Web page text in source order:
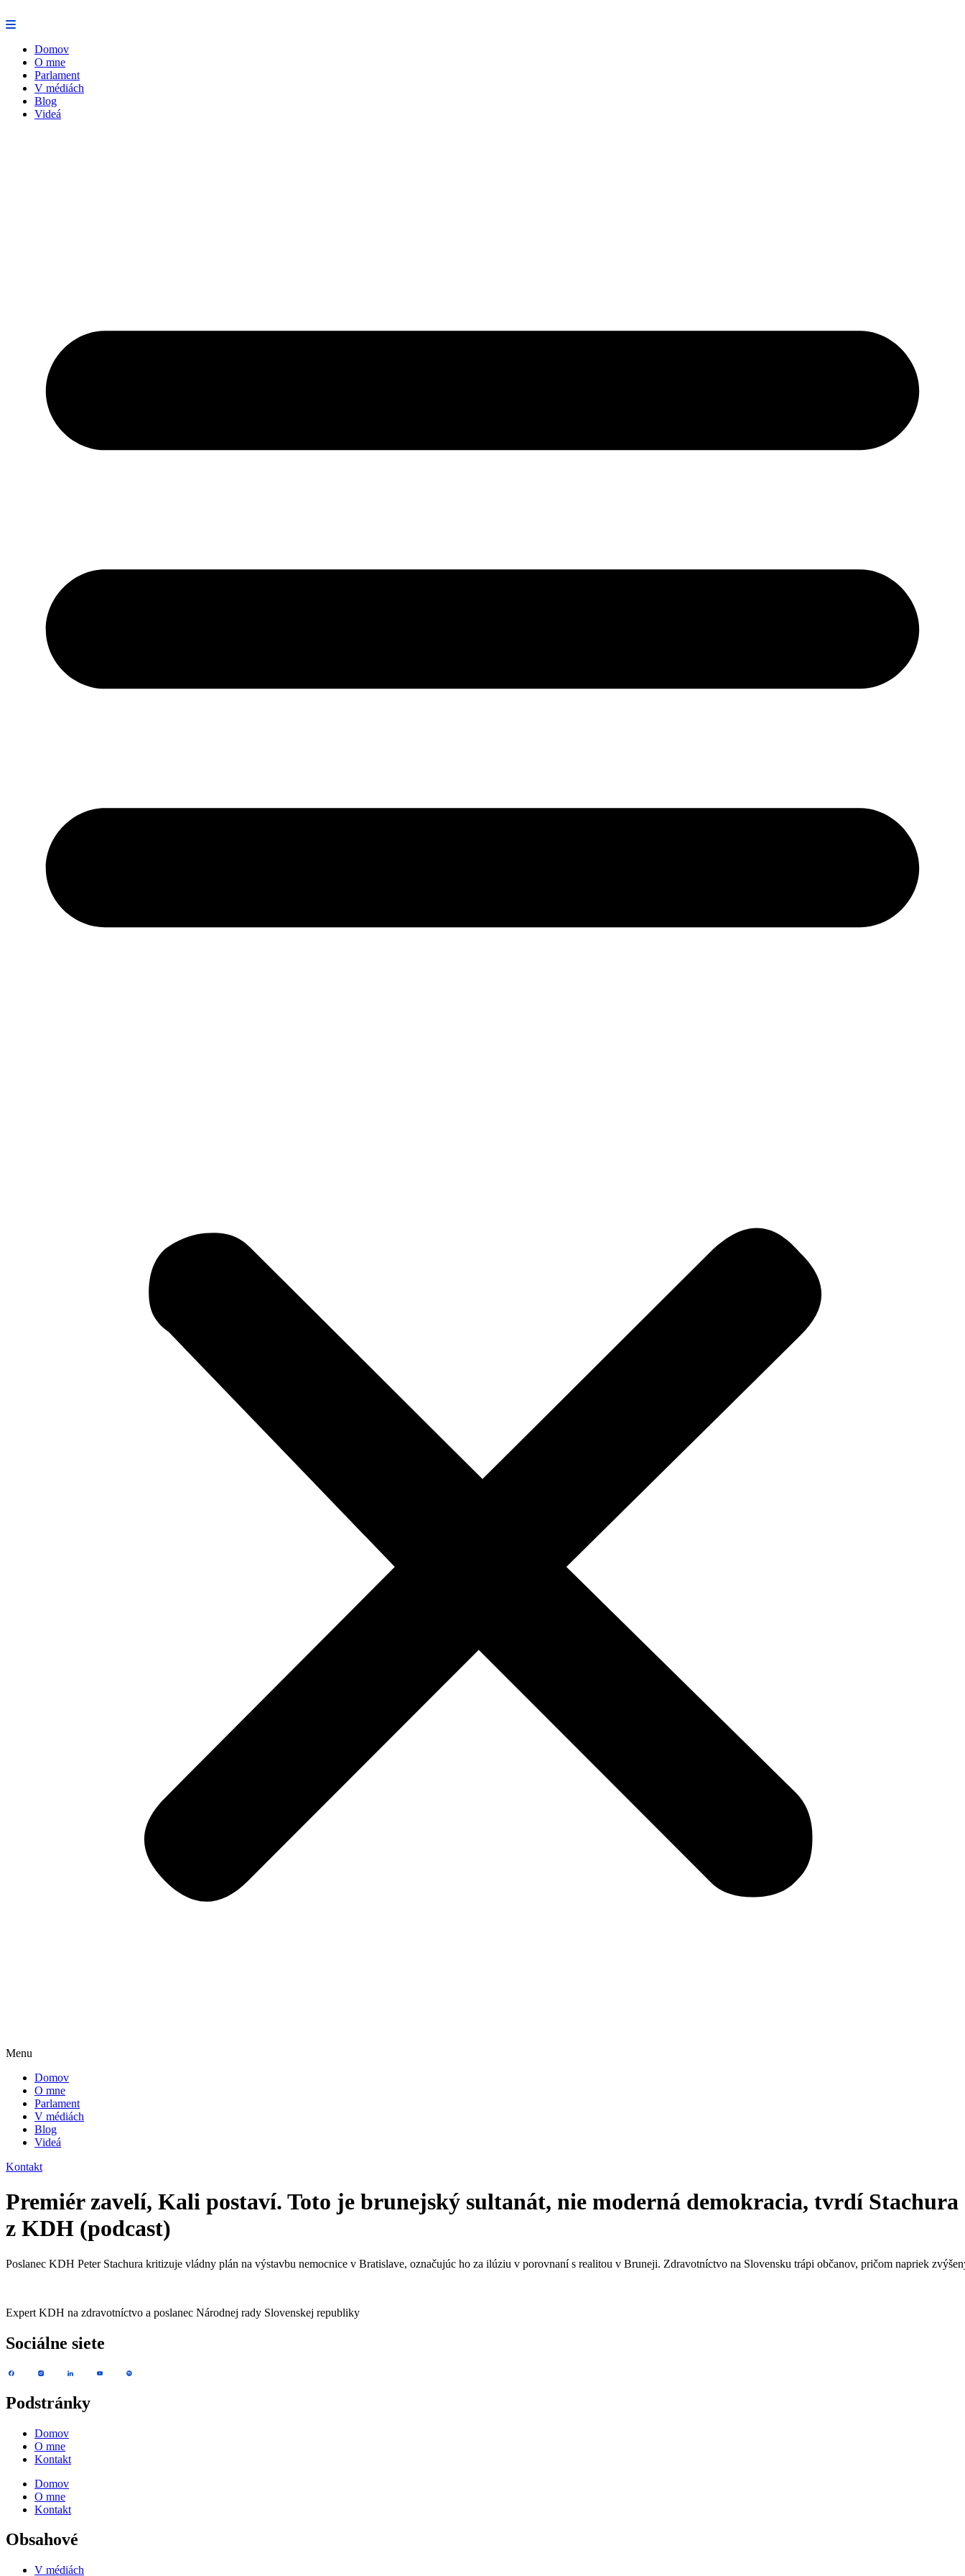
na
Domov
O mne
Parlament
V médiách
Blog
Videá
Menu
Domov
O mne
Parlament
V médiách
Blog
Videá
Kontakt
Premiér zavelí, Kali postaví. Toto je brunejský sultanát, nie moderná demokracia, tvrdí Stachura
z KDH (podcast)
Poslanec KDH Peter Stachura kritizuje vládny plán na výstavbu nemocnice v Bratislave, označujúc ho za ilúziu v porovnaní s realitou v Bruneji. Zdravotníctvo na Slovensku trápi občanov, pričom napriek
Expert KDH na zdravotníctvo a poslanec Národnej rady Slovenskej republiky
Sociálne siete
Podstránky
Domov
O mne
Kontakt
Domov
O mne
Kontakt
Obsahové
V médiách